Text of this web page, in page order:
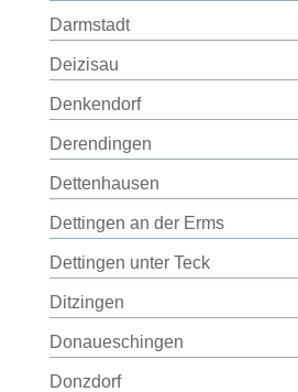
Darmstadt
Deizisau
Denkendorf
Derendingen
Dettenhausen
Dettingen an der Erms
Dettingen unter Teck
Ditzingen
Donaueschingen
Donzdorf